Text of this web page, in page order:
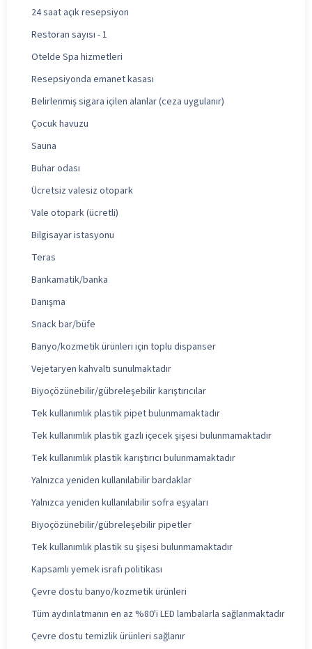
24 saat açık resepsiyon
Restoran sayısı - 1
Otelde Spa hizmetleri
Resepsiyonda emanet kasası
Belirlenmiş sigara içilen alanlar (ceza uygulanır)
Çocuk havuzu
Sauna
Buhar odası
Ücretsiz valesiz otopark
Vale otopark (ücretli)
Bilgisayar istasyonu
Teras
Bankamatik/banka
Danışma
Snack bar/büfe
Banyo/kozmetik ürünleri için toplu dispanser
Vejetaryen kahvaltı sunulmaktadır
Biyoçözünebilir/gübreleşebilir karıştırıcılar
Tek kullanımlık plastik pipet bulunmamaktadır
Tek kullanımlık plastik gazlı içecek şişesi bulunmamaktadır
Tek kullanımlık plastik karıştırıcı bulunmamaktadır
Yalnızca yeniden kullanılabilir bardaklar
Yalnızca yeniden kullanılabilir sofra eşyaları
Biyoçözünebilir/gübreleşebilir pipetler
Tek kullanımlık plastik su şişesi bulunmamaktadır
Kapsamlı yemek israfı politikası
Çevre dostu banyo/kozmetik ürünleri
Tüm aydınlatmanın en az %80'i LED lambalarla sağlanmaktadır
Çevre dostu temizlik ürünleri sağlanır